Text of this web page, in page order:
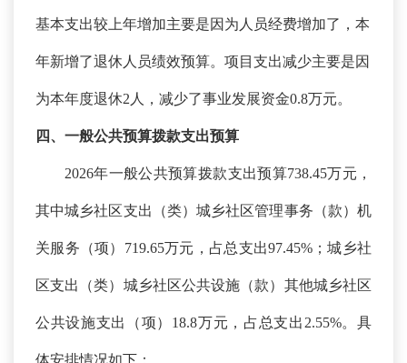
基本支出较上年增加主要是因为人员经费增加了，本
年新增了退休人员绩效预算。项目支出减少主要是因
为本年度退休2人，减少了事业发展资金0.8万元。
四、一般公共预算拨款支出预算
2026年一般公共预算拨款支出预算738.45万元，
其中城乡社区支出（类）城乡社区管理事务（款）机
关服务（项）719.65万元，占总支出97.45%；城乡社
区支出（类）城乡社区公共设施（款）其他城乡社区
公共设施支出（项）18.8万元，占总支出2.55%。具